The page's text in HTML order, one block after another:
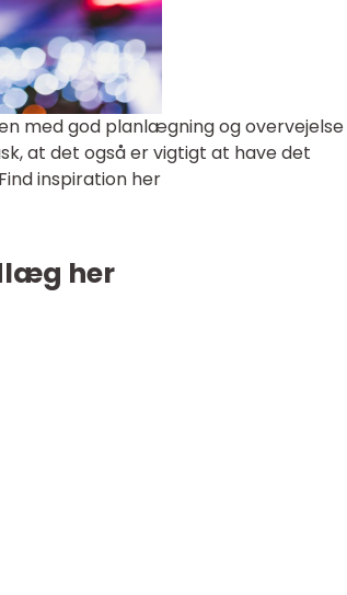
med god planlægning og overvejelse
at det også er vigtigt at have det
inspiration her
her